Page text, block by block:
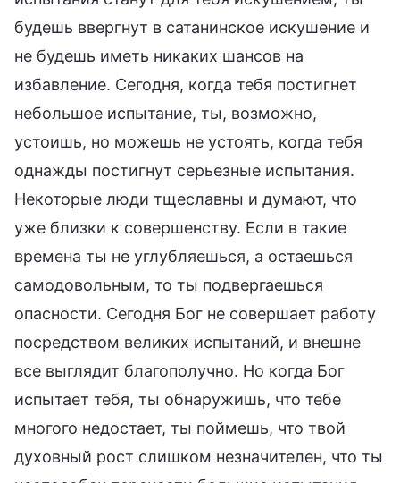
будешь ввергнут в сатанинское искушение и
не будешь иметь никаких шансов на
избавление. Сегодня, когда тебя постигнет
небольшое испытание, ты, возможно,
устоишь, но можешь не устоять, когда тебя
однажды постигнут серьезные испытания.
Некоторые люди тщеславны и думают, что
уже близки к совершенству. Если в такие
времена ты не углубляешься, а остаешься
самодовольным, то ты подвергаешься
опасности. Сегодня Бог не совершает работу
посредством великих испытаний, и внешне
все выглядит благополучно. Но когда Бог
испытает тебя, ты обнаружишь, что тебе
многого недостает, ты поймешь, что твой
духовный рост слишком незначителен, что ты